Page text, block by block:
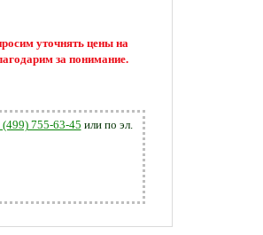
уточнять цены на
за понимание.
(499) 755-63-45 или по эл.